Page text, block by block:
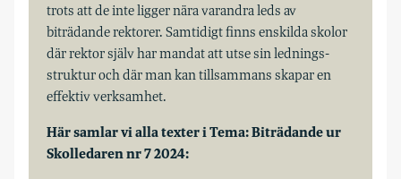
trots att de inte ligger nära varandra leds av
biträdande rektorer. Samtidigt finns enskilda skolor
där rektor själv har mandat att utse sin lednings­
struktur och där man kan tillsammans skapar en
effektiv verksamhet.
Här samlar vi alla texter i Tema: Biträdande ur
Skolledaren nr 7 2024: